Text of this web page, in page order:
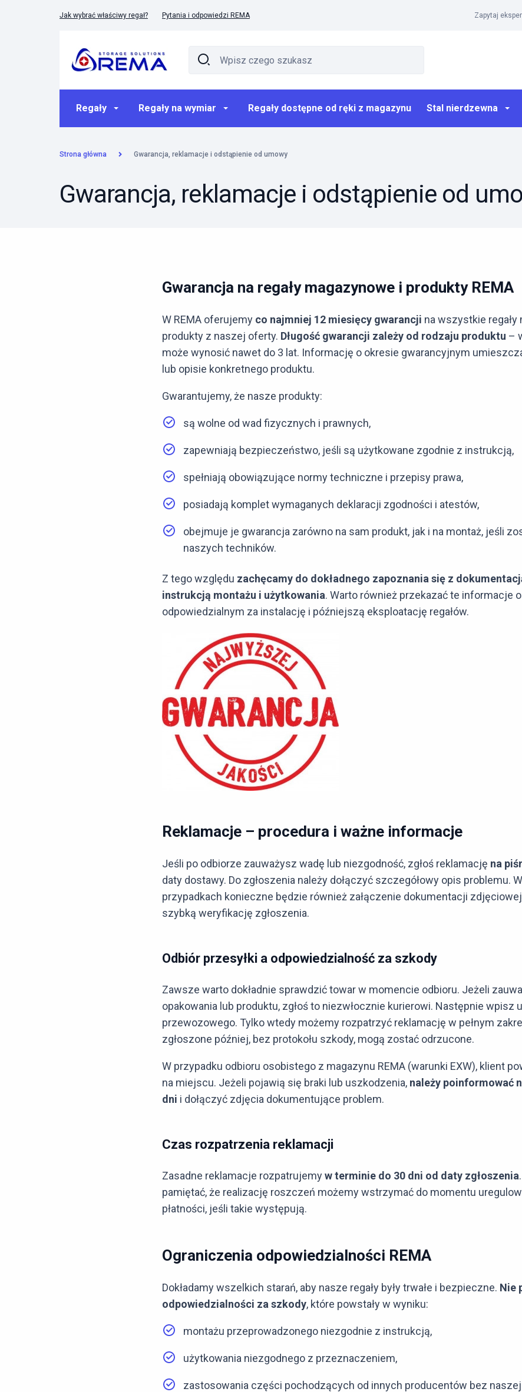
Jak wybrać właściwy regał? Pytania i odpowiedzi REMA Zapytaj
Regały Regały na wymiar Regały dostępne od ręki z magazynu Stal nierdzewna
Strona główna Gwarancja, reklamacje i odstąpienie od umowy
Gwarancja, reklamacje i odstąpienie od
Gwarancja na regały magazynowe i produkty REMA
W REMA oferujemy co najmniej 12 miesięcy gwarancji na wszystkie
produkty z naszej oferty. Długość gwarancji zależy od rodzaju produktu –
może wynosić nawet do 3 lat. Informację o okresie gwarancyjnym
lub opisie konkretnego produktu.
Gwarantujemy, że nasze produkty:
są wolne od wad fizycznych i prawnych,
zapewniają bezpieczeństwo, jeśli są użytkowane zgodnie z instrukcją,
spełniają obowiązujące normy techniczne i przepisy prawa,
posiadają komplet wymaganych deklaracji zgodności i atestów,
obejmuje je gwarancja zarówno na sam produkt, jak i na montaż, jeśli
naszych techników.
Z tego względu zachęcamy do dokładnego zapoznania się z
instrukcją montażu i użytkowania. Warto również przekazać te informacje
odpowiedzialnym za instalację i późniejszą eksploatację regałów.
Reklamacje – procedura i ważne informacje
Jeśli po odbiorze zauważysz wadę lub niezgodność, zgłoś reklamację na
daty dostawy. Do zgłoszenia należy dołączyć szczegółowy opis problemu.
przypadkach konieczne będzie również załączenie dokumentacji
szybką weryfikację zgłoszenia.
Odbiór przesyłki a odpowiedzialność za szkody
Zawsze warto dokładnie sprawdzić towar w momencie odbioru. Jeżeli
opakowania lub produktu, zgłoś to niezwłocznie kurierowi. Następnie wpisz
przewozowego. Tylko wtedy możemy rozpatrzyć reklamację w pełnym
zgłoszone później, bez protokołu szkody, mogą zostać odrzucone.
W przypadku odbioru osobistego z magazynu REMA (warunki EXW), klient
na miejscu. Jeżeli pojawią się braki lub uszkodzenia, należy poinformować
dni i dołączyć zdjęcia dokumentujące problem.
Czas rozpatrzenia reklamacji
Zasadne reklamacje rozpatrujemyw terminie do 30 dni od daty zgłoszenia
pamiętać, że realizację roszczeń możemy wstrzymać do momentu
płatności, jeśli takie występują.
Ograniczenia odpowiedzialności REMA
Dokładamy wszelkich starań, aby nasze regały były trwałe i bezpieczne. Nie
odpowiedzialności za szkody, które powstały w wyniku:
montażu przeprowadzonego niezgodnie z instrukcją,
użytkowania niezgodnego z przeznaczeniem,
zastosowania części pochodzących od innych producentów bez